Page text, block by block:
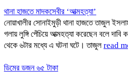
থানা হাজতে মাদকসেবীর ‘আত্মহত্যা’
নোয়াখালীর সোনাইমুড়ী থানা হাজতে তাজুল
গলায় লুঙ্গি পেঁচিয়ে আত্মহত্যা করেছেন বলে দাবি
থেকে ৬টার মধ্যে এ ঘটনা ঘটে। তাজুল read
ডিমের ডজন ৬৫ টাকা